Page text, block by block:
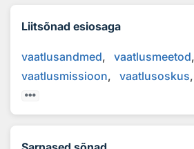
Liitsõnad esiosaga
vaatlusandmed
vaatlusmeetod
vaatlusmissioon
vaatlusoskus